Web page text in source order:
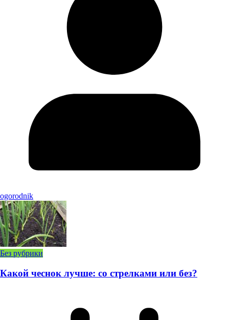
ogorodnik
Без рубрики
Какой чеснок лучше: со стрелками или без?